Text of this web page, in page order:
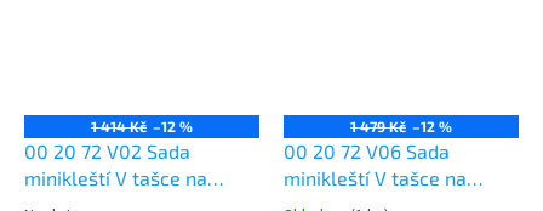
1 414 Kč –12 %
00 20 72 V02 Sada
minikleští V tašce na
nářadí na opasek
1 479 Kč –12 %
00 20 72 V06 Sada
minikleští V tašce na
nářadí na opasek